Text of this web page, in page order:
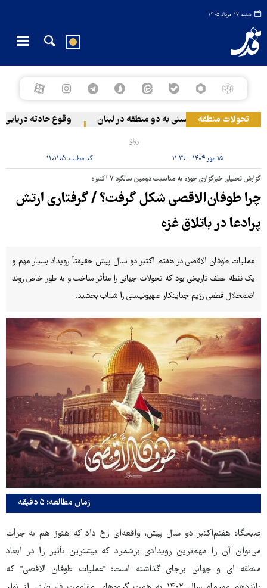
شنبه ۱۷ مرداد ۱۴۰۵
تحولات منطقه
حمله رژیم صهیونیستی به دو منطقه در لبنان وقوع حادثه دریایی در
رواق
۱۵ مهر ۱۴۰۴ - ۱۱:۳۰ کد مطلب: ۱۱۰۱۱۰۵
گزارش تحلیلی خبرگزاری حوزه به مناسبت دومین سالگرد ۷ اکتبر؛
چرا طوفان‌الاقصی شکل گرفت؟ / گرفتاری ارتش
پرادعا در باتلاق غزه
عملیات طوفان الاقصی در هفتم اکتبر دو سال پیش حقیقتاً رویداد بسیار مهم و
یک نقطه عطف تاریخی بود که تحولات جهانی را متأثر ساخت و به طور خاص روند
اضمحلال قطعی رژیم جنایتکار صهیونیستی را شتاب بخشید.
زمان مطالعه: ۵ دقیقه
صبحگاه هفتم‌اکتبر دو سال پیش، واقعه‌ای رخ داد که هنوز هم به جرأت
می‌توان آن را مهم‌ترین رویدادی برشمرد که بیشترین تأثیر را در ابعاد
منطقه ای و جهانی برجای گذاشته است؛ "عملیات طوفان الاقصی" که